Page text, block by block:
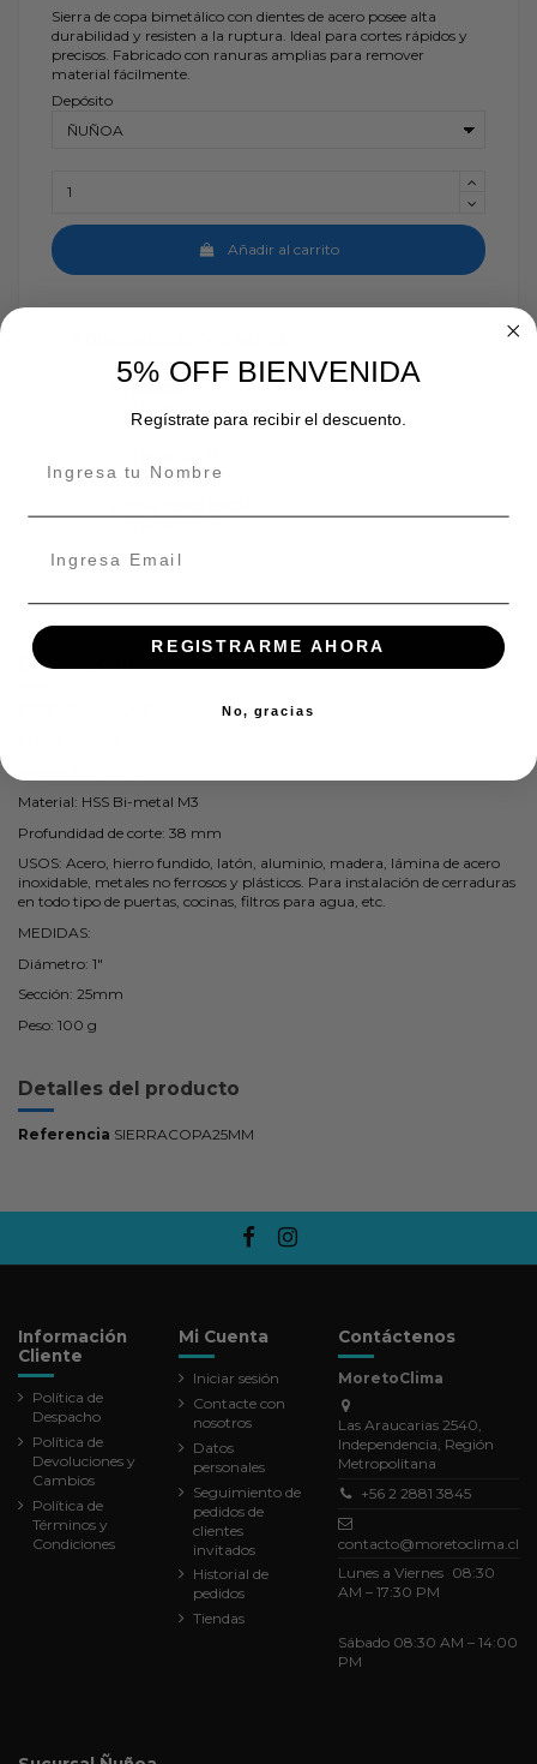
Sierra de copa bimetálico con dientes de acero posee alta
durabilidad y resisten a la ruptura. Ideal para cortes rápidos y
precisos. Fabricado con ranuras amplias para remover
material fácilmente.
Depósito
Añadir al carrito
Descripción
Material: HSS Bi-metal M3
Profundidad de corte: 38 mm
USOS: Acero, hierro fundido, latón, aluminio, madera, lámina de acero
inoxidable, metales no ferrosos y plásticos. Para instalación de cerraduras
en todo tipo de puertas, cocinas, filtros para agua, etc.
MEDIDAS:
Diámetro: 1"
Sección: 25mm
Peso: 100 g
Detalles del producto
Referencia SIERRACOPA25MM
Información
Cliente
Política de
Despacho
Política de
Devoluciones y
Cambios
Política de
Términos y
Condiciones
Mi Cuenta
Iniciar sesión
Contacte con
nosotros
Datos
personales
Seguimiento de
pedidos de
clientes
invitados
Historial de
pedidos
Tiendas
Contáctenos
MoretoClima
Las Araucarias 2540,
Independencia, Región
Metropolitana
+56 2 2881 3845
contacto@moretoclima.cl
Lunes a Viernes 08:30
AM – 17:30 PM
Sábado 08:30 AM – 14:00
PM
5% OFF BIENVENIDA
Regístrate para recibir el descuento.
REGISTRARME AHORA
No, gracias